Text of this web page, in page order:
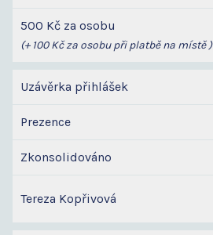
500 Kč za osobu
(+ 100 Kč za osobu při platbě na místě )
Uzávěrka přihlášek
Prezence
Zkonsolidováno
Tereza Kopřivová